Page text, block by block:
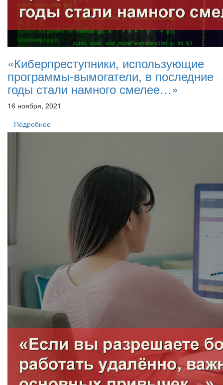
«Киберпреступники, использующие
программы-вымогатели, в последние
годы стали намного смелее…»
16 ноября, 2021
Подробнее